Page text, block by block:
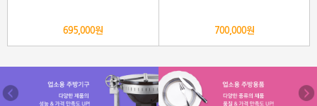
695,000원 700,000원